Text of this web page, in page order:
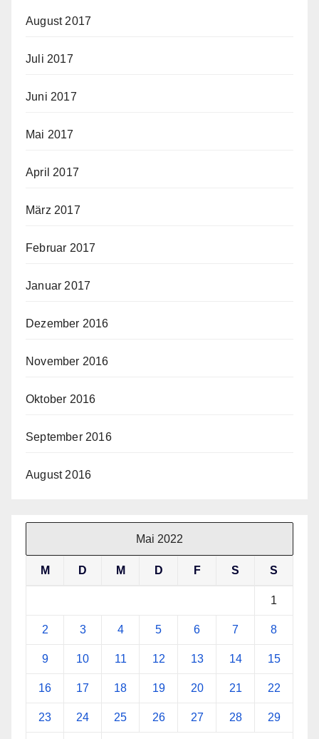
August 2017
Juli 2017
Juni 2017
Mai 2017
April 2017
März 2017
Februar 2017
Januar 2017
Dezember 2016
November 2016
Oktober 2016
September 2016
August 2016
Mai 2022
M D M D F S S
1
2 3 4 5 6 7 8
9 10 11 12 13 14 15
16 17 18 19 20 21 22
23 24 25 26 27 28 29